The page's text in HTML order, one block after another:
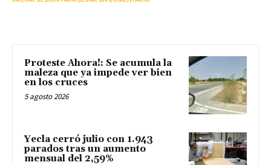
Proteste Ahora!: Se acumula la
maleza que ya impede ver bien
en los cruces
5 agosto 2026
Yecla cerró julio con 1.943
parados tras un aumento
mensual del 2,59%